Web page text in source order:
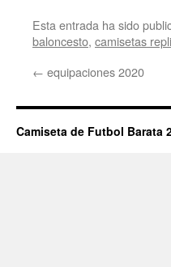
Esta entrada ha sido
baloncesto, camisetas
← equipaciones 2020
Camiseta de Futbol Barata